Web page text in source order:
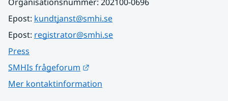
Epost: kundtjanst@smhi.se
Epost: registrator@smhi.se
Press
SMHIs frågeforum
Mer kontaktinformation